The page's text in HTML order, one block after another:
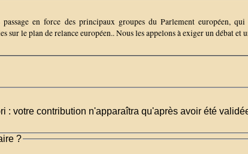
en force des principaux groupes du Parlement européen,
sur le plan de relance européen.. Nous les appelons à exiger un débat et
: votre contribution n'apparaîtra qu'après avoir été
?